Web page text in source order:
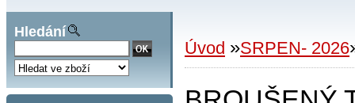
Hledání
Úvod »SRPEN- 2026